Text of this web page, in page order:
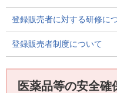
登録販売者に対する研修に
登録販売者制度について
医薬品等の安全確